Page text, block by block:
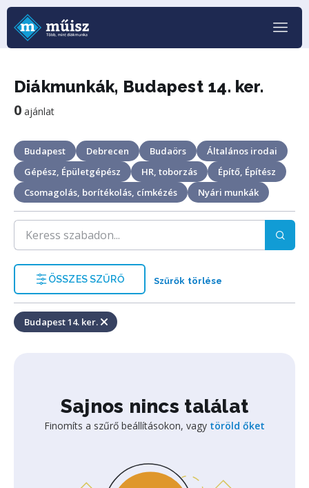
Diákmunkák, Budapest 14. ker.
0 ajánlat
Budapest Debrecen Budaörs
Általános irodai
Gépész, Épületgépész
HR, toborzás
Építő, Építész
Csomagolás, borítékolás, címkézés
Nyári munkák
ÖSSZES SZŰRŐ Szűrők törlése
Budapest 14. ker.
Sajnos nincs találat
Finomíts a szűrő beállításokon, vagy töröld őket